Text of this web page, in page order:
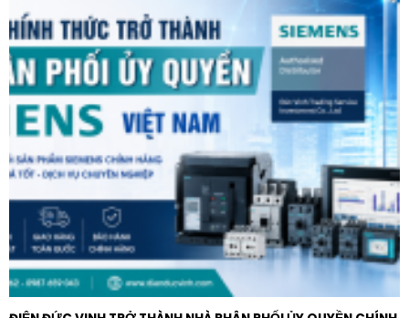
Với độ bền cao và công nghệ tiên tiến từ châu Âu, sản
phẩm này là sự lựa chọn tin cậy cho mọi dự án tự động
hóa đòi hỏi sự ổn định và hiệu suất cao.